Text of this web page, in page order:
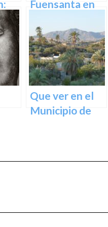
la
Fuensanta en
Lugar de
Devoción y
Belleza Natural
Que ver en el
Municipio de